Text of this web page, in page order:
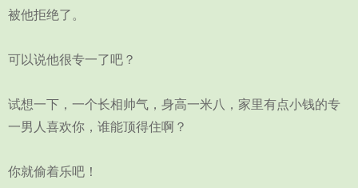
被他拒绝了。
可以说他很专一了吧？
试想一下，一个长相帅气，身高一米八，家里有点小钱的专
一男人喜欢你，谁能顶得住啊？
你就偷着乐吧！